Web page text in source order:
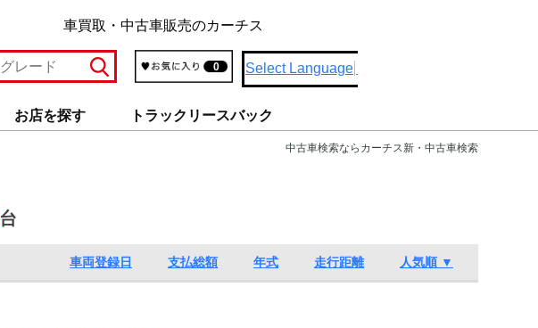
車買取・中古車販売のカーチス
0 Select Language
お店を探す トラックリースバック
中古車検索ならカーチス新・中古車検索
台
車両登録日 支払総額 年式 走行距離 人気順 ▼